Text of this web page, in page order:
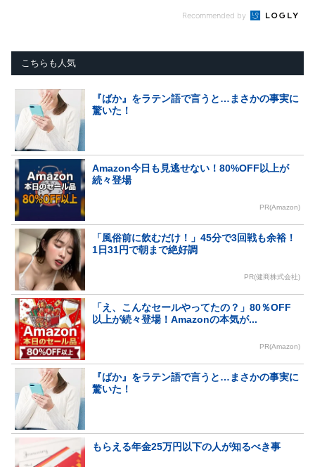
Recommended by
こちらも人気
『ばか』をラテン語で言うと…まさかの事実に
驚いた！
Amazon今日も見逃せない！80%OFF以上が
続々登場
PR(Amazon)
「風俗前に飲むだけ！」45分で3回戦も余裕！
1日31円で朝まで絶好調
PR(健商株式会社)
「え、こんなセールやってたの？」80％OFF
以上が続々登場！Amazonの本気が...
PR(Amazon)
『ばか』をラテン語で言うと…まさかの事実に
驚いた！
もらえる年金25万円以下の人が知るべき事